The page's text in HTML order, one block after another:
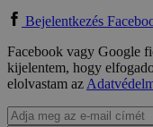
Bejelentkezés
Facebook vagy Google
kijelentem, hogy
elolvastam az